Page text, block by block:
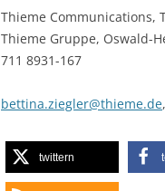
Thieme Communications,
Thieme Gruppe, Oswald-
711 8931-167
bettina.ziegler@thieme.de,
twittern